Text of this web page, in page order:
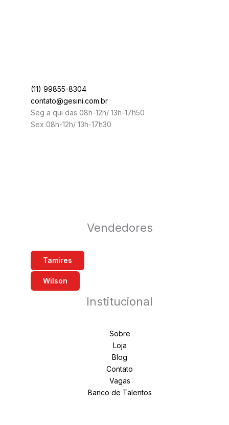
(11) 99855-8304
contato@gesini.com.br
Seg a qui das 08h-12h/ 13h-17h50
Sex 08h-12h/ 13h-17h30
Vendedores
Tamires
Wilson
Institucional
Sobre
Loja
Blog
Contato
Vagas
Banco de Talentos